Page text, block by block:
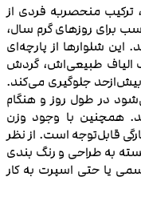
ترکیب منحصربه‌ فردی از
برای روزهای گرم سال،
این شلوارها از پارچه‌ای
طبیعی‌اش، گردش
جلوگیری می‌کند.
در طول روز و هنگام
همچنین با وجود وزن
قابل‌توجه است. از نظر
به طراحی و رنگ‌ بندی
یا حتی اسپرت به‌ کار